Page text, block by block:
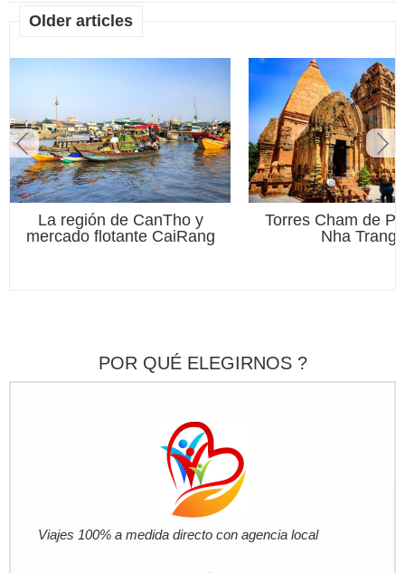
Older articles
La región de CanTho y
mercado flotante CaiRang
Torres Cham de
Nha Trang
POR QUÉ ELEGIRNOS ?
Viajes 100% a medida directo con agencia local